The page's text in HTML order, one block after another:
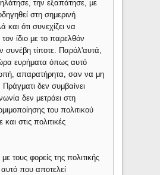
την εξαπάτησε, με
στη σημερινή
ότι συνεχίζει να
τον ίδιο με το παρελθόν
συνέβη τίποτε. Παρόλ'αυτά,
ευρήματα όπως αυτό
απαρατήρητα, σαν να μη
Πράγματι δεν συμβαίνει
δεν μετράει στη
του πολιτικού
στις πολιτικές
τους φορείς της πολιτικής
που αποτελεί